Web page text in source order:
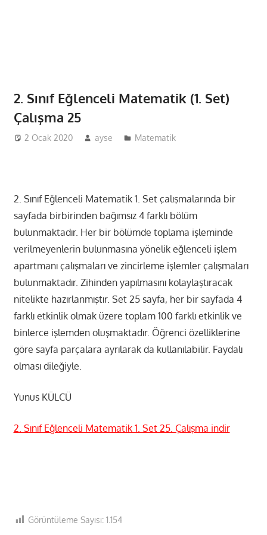
2. Sınıf Eğlenceli Matematik (1. Set)
Çalışma 25
2 Ocak 2020 ayse Matematik
2. Sınıf Eğlenceli Matematik 1. Set çalışmalarında bir
sayfada birbirinden bağımsız 4 farklı bölüm
bulunmaktadır. Her bir bölümde toplama işleminde
verilmeyenlerin bulunmasına yönelik eğlenceli işlem
apartmanı çalışmaları ve zincirleme işlemler çalışmaları
bulunmaktadır. Zihinden yapılmasını kolaylaştıracak
nitelikte hazırlanmıştır. Set 25 sayfa, her bir sayfada 4
farklı etkinlik olmak üzere toplam 100 farklı etkinlik ve
binlerce işlemden oluşmaktadır. Öğrenci özelliklerine
göre sayfa parçalara ayrılarak da kullanılabilir. Faydalı
olması dileğiyle.
Yunus KÜLCÜ
2. Sınıf Eğlenceli Matematik 1. Set 25. Çalışma indir
Görüntüleme Sayısı: 1.154